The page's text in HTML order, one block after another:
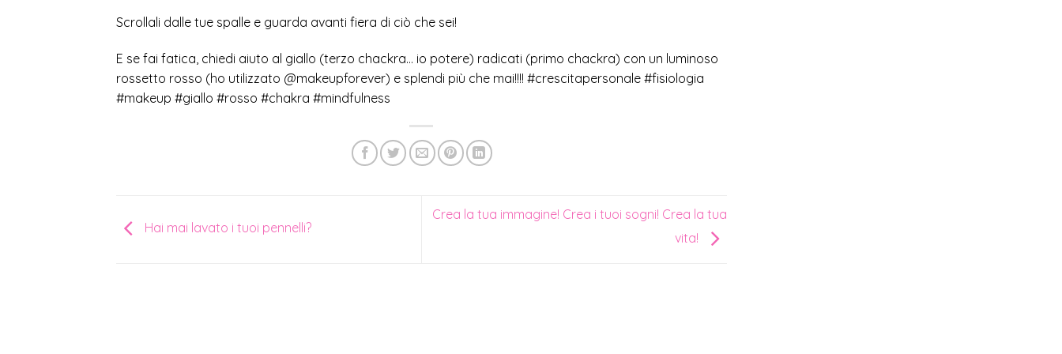
Scrollali dalle tue spalle e guarda avanti fiera di ciò che sei!
E se fai fatica, chiedi aiuto al giallo (terzo chackra… io potere) radicati (primo chackra) con un luminoso
rossetto rosso (ho utilizzato @makeupforever) e splendi più che mai!!!! #crescitapersonale #fisiologia
#makeup #giallo #rosso #chakra #mindfulness
Hai mai lavato i tuoi pennelli?
Crea la tua immagine! Crea i tuoi sogni! Crea la tua
vita!